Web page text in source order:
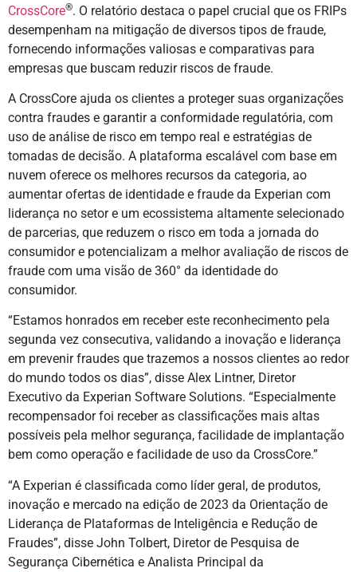
CrossCore®. O relatório destaca o papel crucial que os FRIPs
desempenham na mitigação de diversos tipos de fraude,
fornecendo informações valiosas e comparativas para
empresas que buscam reduzir riscos de fraude.
A CrossCore ajuda os clientes a proteger suas organizações
contra fraudes e garantir a conformidade regulatória, com
uso de análise de risco em tempo real e estratégias de
tomadas de decisão. A plataforma escalável com base em
nuvem oferece os melhores recursos da categoria, ao
aumentar ofertas de identidade e fraude da Experian com
liderança no setor e um ecossistema altamente selecionado
de parcerias, que reduzem o risco em toda a jornada do
consumidor e potencializam a melhor avaliação de riscos de
fraude com uma visão de 360° da identidade do
consumidor.
“Estamos honrados em receber este reconhecimento pela
segunda vez consecutiva, validando a inovação e liderança
em prevenir fraudes que trazemos a nossos clientes ao redor
do mundo todos os dias”, disse Alex Lintner, Diretor
Executivo da Experian Software Solutions. “Especialmente
recompensador foi receber as classificações mais altas
possíveis pela melhor segurança, facilidade de implantação
bem como operação e facilidade de uso da CrossCore.”
“A Experian é classificada como líder geral, de produtos,
inovação e mercado na edição de 2023 da Orientação de
Liderança de Plataformas de Inteligência e Redução de
Fraudes”, disse John Tolbert, Diretor de Pesquisa de
Segurança Cibernética e Analista Principal da